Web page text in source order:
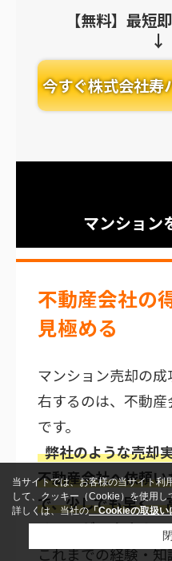
【無料】最短
今すぐ株式会社寿
マンション
不動産会社の
見極める
マンション売却の
右するのは、不動
です。
弊社のような売却
不動産会社へ依頼
で、少しでも早く、
ることができます。
これまでの経験・
当サイトでは、お客様の当サイト利
して、クッキー（Cookie）を使用し
詳しくは、当社の「Cookieの取扱い